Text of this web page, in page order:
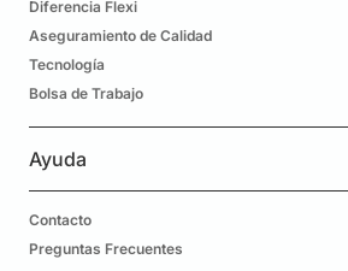
Diferencia Flexi
Aseguramiento de Calidad
Tecnología
Bolsa de Trabajo
Ayuda
Contacto
Preguntas Frecuentes